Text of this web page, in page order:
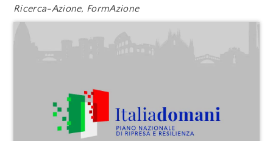
Ricerca-Azione, FormAzione